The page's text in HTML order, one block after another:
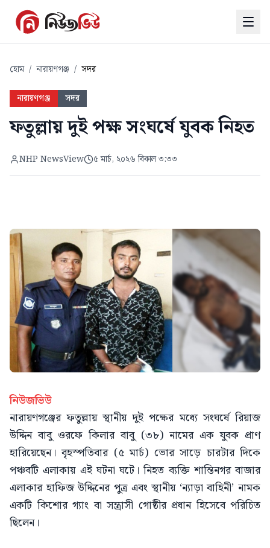
হোম / নারায়ণগঞ্জ / সদর
নারায়ণগঞ্জ সদর
ফতুল্লায় দুই পক্ষ সংঘর্ষে যুবক নিহত
NHP NewsView ৫ মার্চ, ২০২৬ বিকাল ৩:৩৩
নিউজভিউ
নারায়ণগঞ্জের ফতুল্লায় স্থানীয় দুই পক্ষের মধ্যে সংঘর্ষে রিয়াজ
উদ্দিন বাবু ওরফে কিলার বাবু (৩৮) নামের এক যুবক প্রাণ
হারিয়েছেন। বৃহস্পতিবার (৫ মার্চ) ভোর সাড়ে চারটার দিকে
পঞ্চবটি এলাকায় এই ঘটনা ঘটে। নিহত ব্যক্তি শান্তিনগর বাজার
এলাকার হাফিজ উদ্দিনের পুত্র এবং স্থানীয় ‘ন্যাড়া বাহিনী’ নামক
একটি কিশোর গ্যাং বা সন্ত্রাসী গোষ্ঠীর প্রধান হিসেবে পরিচিত
ছিলেন।